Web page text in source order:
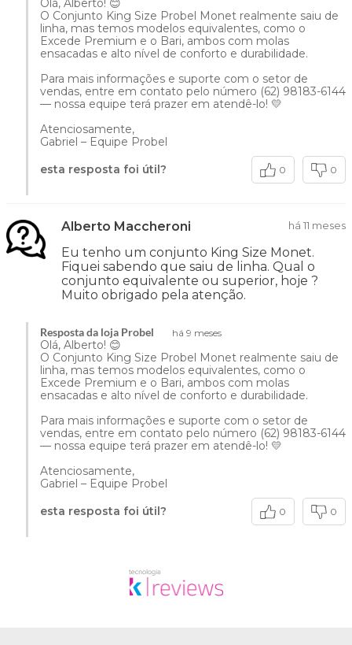
Olá, Alberto! 😊
O Conjunto King Size Probel Monet realmente saiu de
linha, mas temos modelos equivalentes, como o
Excede Premium e o Bari, ambos com molas
ensacadas e alto nível de conforto e durabilidade.
Para mais informações e suporte com o setor de
vendas, entre em contato pelo número (62) 98183-6144
— nossa equipe terá prazer em atendê-lo! 💛
Atenciosamente,
Gabriel – Equipe Probel
esta resposta foi útil?
0 0
Alberto Maccheroni há 11 meses
Eu tenho um conjunto King Size Monet.
Fiquei sabendo que saiu de linha. Qual o
conjunto equivalente ou superior, hoje ?
Muito obrigado pela atenção.
Resposta da loja Probel há 9 meses
Olá, Alberto! 😊
O Conjunto King Size Probel Monet realmente saiu de
linha, mas temos modelos equivalentes, como o
Excede Premium e o Bari, ambos com molas
ensacadas e alto nível de conforto e durabilidade.
Para mais informações e suporte com o setor de
vendas, entre em contato pelo número (62) 98183-6144
— nossa equipe terá prazer em atendê-lo! 💛
Atenciosamente,
Gabriel – Equipe Probel
esta resposta foi útil?
0 0